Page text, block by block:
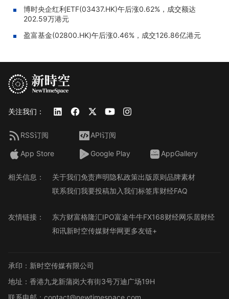
博时央企红利ETF(03437.HK)午后涨0.62%，成交额达
202.59万港元
盈富基金(02800.HK)午后涨0.46%，成交126.86亿港元
关注我们：
RSS订阅 API订阅
App Store Google Play AppGallery
相关信息： 关于我们免责声明隐私政策出版原则品牌素材
联系我们我要投稿加入我们标签库财经FAQ
友情链接： 东方财富格隆汇IPO富途牛牛FX168财经网乐居财经
和讯新时空传媒财华网更多友链+
承印：新时空传媒有限公司
地址：香港九龙新蒲岗大有街3号万迪广场19H
联系电邮：contact@newtimespace.com